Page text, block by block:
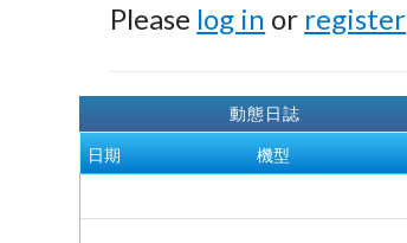
Please log in or register
動態日誌
日期 機型